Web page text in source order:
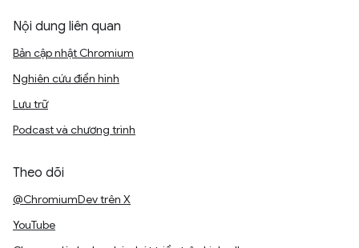
Nội dung liên quan
Bản cập nhật Chromium
Nghiên cứu điển hình
Lưu trữ
Podcast và chương trình
Theo dõi
@ChromiumDev trên X
YouTube